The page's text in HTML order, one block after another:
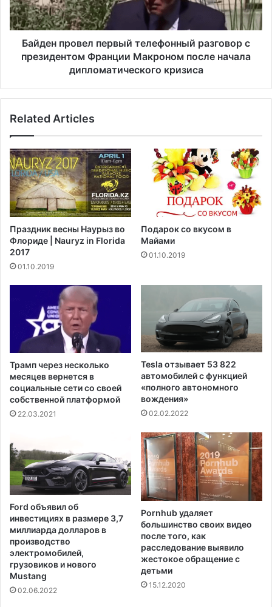
с
о
и
и
о
л
ь
з
о
в
а
н
и
е
в
х
г
о
в
,
и
п
о
ь
з
у
е
п
р
о
в
т
е
л
е
ф
о
н
н
ы
й
р
о
р
с
п
р
и
д
е
н
о
Ф
р
а
н
ц
Байден провел первый телефонный разговор с
президентом Франции Макроном после начала
дипломатического кризиса
Related Articles
Праздник весны Наурыз во
Флориде | Nauryz in Florida
2017
01.10.2019
Подарок со вкусом в
Майами
01.10.2019
Трамп через несколько
месяцев вернется в
социальные сети со своей
собственной платформой
22.03.2021
Tesla отзывает 53 822
автомобилей с функцией
«полного автономного
вождения»
02.02.2022
Ford объявил об
инвестициях в размере 3,7
миллиарда долларов в
производство
электромобилей,
грузовиков и нового
Mustang
02.06.2022
Pornhub удаляет
большинство своих видео
после того, как
расследование выявило
жестокое обращение с
детьми
15.12.2020